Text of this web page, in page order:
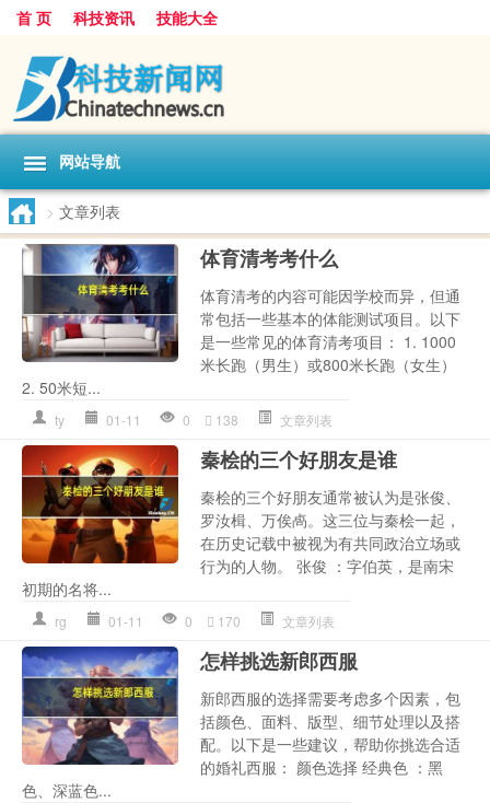
首 页 科技资讯 技能大全
网站导航
> 文章列表
体育清考考什么
体育清考的内容可能因学校而异，但通
常包括一些基本的体能测试项目。以下
是一些常见的体育清考项目： 1. 1000
米长跑（男生）或800米长跑（女生）
2. 50米短...
ty 01-11 0 138 文章列表
秦桧的三个好朋友是谁
秦桧的三个好朋友通常被认为是张俊、
罗汝楫、万俟卨。这三位与秦桧一起，
在历史记载中被视为有共同政治立场或
行为的人物。 张俊 ：字伯英，是南宋
初期的名将...
rg 01-11 0 170 文章列表
怎样挑选新郎西服
新郎西服的选择需要考虑多个因素，包
括颜色、面料、版型、细节处理以及搭
配。以下是一些建议，帮助你挑选合适
的婚礼西服： 颜色选择 经典色 ：黑
色、深蓝色...